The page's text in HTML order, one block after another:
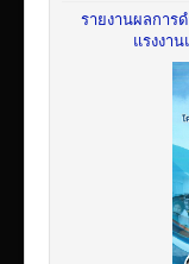
รายงานผลการ
แรงงา